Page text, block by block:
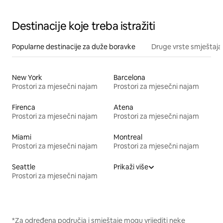
Destinacije koje treba istražiti
Popularne destinacije za duže boravke Druge vrste smještaja
New York
Prostori za mjesečni najam
Barcelona
Prostori za mjesečni najam
Firenca
Prostori za mjesečni najam
Atena
Prostori za mjesečni najam
Miami
Prostori za mjesečni najam
Montreal
Prostori za mjesečni najam
Seattle
Prostori za mjesečni najam
Prikaži više
*Za određena područja i smještaje mogu vrijediti neke